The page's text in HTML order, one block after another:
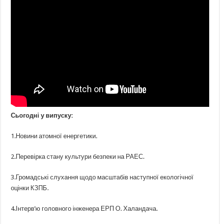
Сьогодні у випуску:
1.Новини атомної енергетики.
2.Перевірка стану культури безпеки на РАЕС.
3.Громадські слухання щодо масштабів наступної екологічної
оцінки КЗПБ.
4.Інтерв’ю головного інженера ЕРП О. Халандача.